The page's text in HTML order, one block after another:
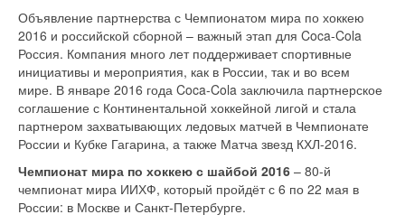
Объявление партнерства с Чемпионатом мира по хоккею
2016 и российской сборной – важный этап для Coca-Cola
Россия. Компания много лет поддерживает спортивные
инициативы и мероприятия, как в России, так и во всем
мире. В январе 2016 года Coca-Cola заключила партнерское
соглашение с Континентальной хоккейной лигой и стала
партнером захватывающих ледовых матчей в Чемпионате
России и Кубке Гагарина, а также Матча звезд КХЛ-2016.
Чемпионат мира по хоккею с шайбой 2016 – 80-й
чемпионат мира ИИХФ, который пройдёт с 6 по 22 мая в
России: в Москве и Санкт-Петербурге.